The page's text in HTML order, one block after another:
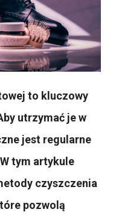
to kluczowy
utrzymać je w
jest regularne
tym artykule
czyszczenia
pozwolą